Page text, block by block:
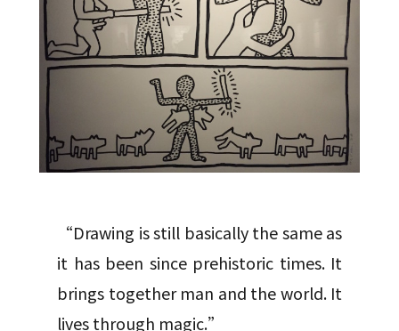
“Drawing is still basically the same as
it has been since prehistoric times. It
brings together man and the world. It
lives through magic.”